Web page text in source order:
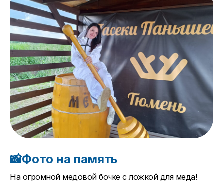
📸Фото на память
На огромной медовой бочке с ложкой для меда!